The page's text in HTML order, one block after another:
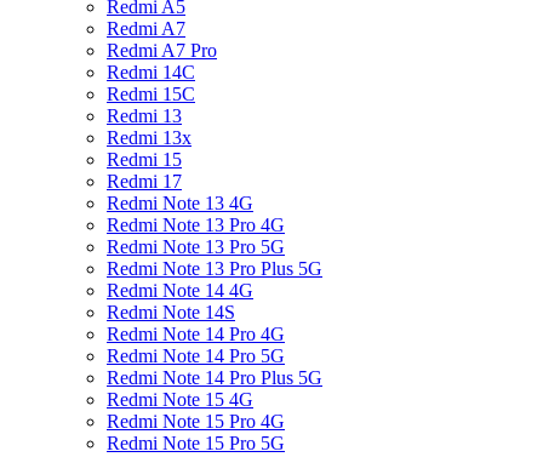
Redmi A5
Redmi A7
Redmi A7 Pro
Redmi 14C
Redmi 15C
Redmi 13
Redmi 13x
Redmi 15
Redmi 17
Redmi Note 13 4G
Redmi Note 13 Pro 4G
Redmi Note 13 Pro 5G
Redmi Note 13 Pro Plus 5G
Redmi Note 14 4G
Redmi Note 14S
Redmi Note 14 Pro 4G
Redmi Note 14 Pro 5G
Redmi Note 14 Pro Plus 5G
Redmi Note 15 4G
Redmi Note 15 Pro 4G
Redmi Note 15 Pro 5G